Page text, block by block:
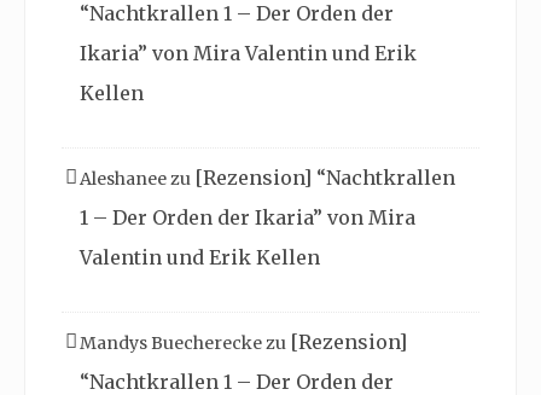
“Nachtkrallen 1 – Der Orden der
Ikaria” von Mira Valentin und Erik
Kellen
Aleshaneezu [Rezension] “Nachtkrallen
1 – Der Orden der Ikaria” von Mira
Valentin und Erik Kellen
Mandys Buechereckezu [Rezension]
“Nachtkrallen 1 – Der Orden der